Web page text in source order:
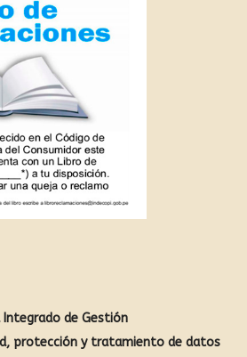
de Gestión
protección y tratamiento de datos